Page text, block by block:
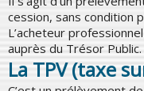
cession, sans condition
L’acheteur
auprès du Trésor Public.
La TPV (taxe